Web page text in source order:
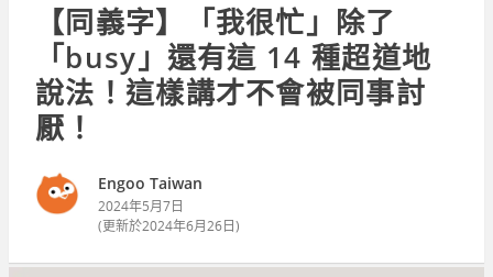
【同義字】「我很忙」除了
「busy」還有這 14 種超道地
說法！這樣講才不會被同事討
厭！
Engoo Taiwan
2024年5月7日
(更新於2024年6月26日)